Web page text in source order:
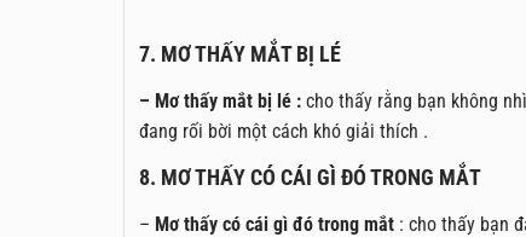
7. MƠ THẤY MẮT BỊ LÉ
– Mơ thấy mắt bị lé : cho thấy rằng bạn không
đang rối bời một cách khó giải thích .
8. MƠ THẤY CÓ CÁI GÌ ĐÓ TRONG MẮT
– Mơ thấy có cái gì đó trong mắt : cho thấy bạn